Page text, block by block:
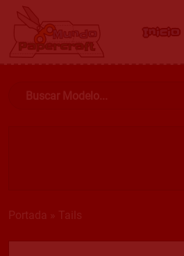
Inicio
Portada Tails